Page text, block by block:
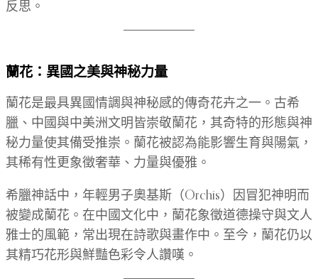
反思。
蘭花：異國之美與神秘力量
蘭花是最具異國情調與神秘感的傳奇花卉之一。古希
臘、中國與中美洲文明皆崇敬蘭花，其奇特的形態與神
秘力量使其備受推崇。蘭花被認為能影響生育與陽氣，
其稀有性更象徵奢華、力量與優雅。
希臘神話中，年輕男子奧基斯（Orchis）因冒犯神明而
被變成蘭花。在中國文化中，蘭花象徵道德操守與文人
雅士的風範，常出現在詩歌與畫作中。至今，蘭花仍以
其精巧花形與鮮豔色彩令人讚嘆。